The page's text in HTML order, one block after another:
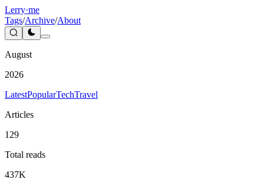
Lerry·me
Tags/Archive/About
August
2026
LatestPopularTechTravel
Articles
129
Total reads
437K